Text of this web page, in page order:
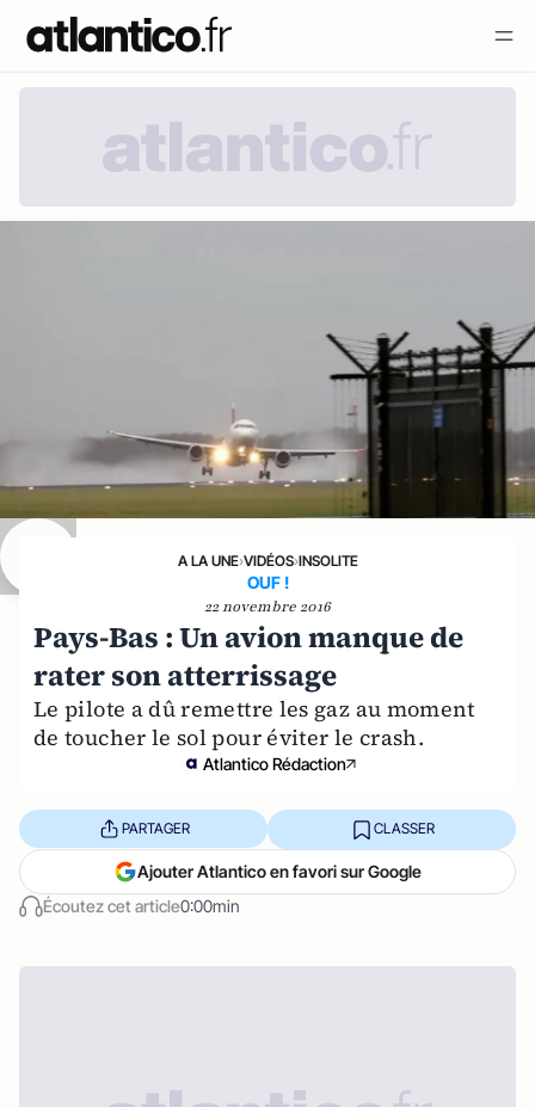
A LA UNE›VIDÉOS›INSOLITE
OUF !
22 novembre 2016
Pays-Bas : Un avion manque de
rater son atterrissage
Le pilote a dû remettre les gaz au moment
de toucher le sol pour éviter le crash.
Atlantico Rédaction
Écoutez cet article0:00min
PARTAGER CLASSER
Ajouter Atlantico en favori sur Google